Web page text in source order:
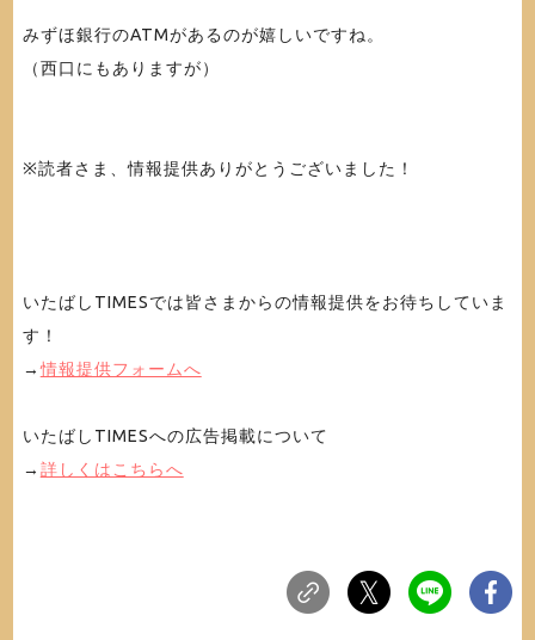
みずほ銀行のATMがあるのが嬉しいですね。
（西口にもありますが）
※読者さま、情報提供ありがとうございました！
いたばしTIMESでは皆さまからの情報提供をお待ちしていま
す！
→情報提供フォームへ
いたばしTIMESへの広告掲載について
→ 詳しくはこちらへ